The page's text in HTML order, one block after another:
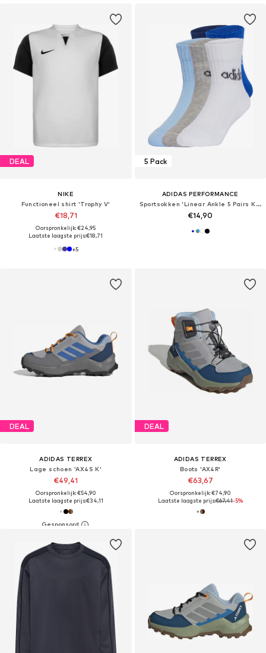
DEAL
NIKE
Functioneel shirt 'Trophy V'
€18,71
Oorspronkelijk: €24,95
Laatste laagste prijs:€18,71
+5
5 Pack
ADIDAS PERFORMANCE
Sportsokken 'Linear Ankle 5 Pairs Kids'
€14,90
DEAL
ADIDAS TERREX
Lage schoen 'AX4S K'
€49,41
Oorspronkelijk: €54,90
Laatste laagste prijs:€34,11
DEAL
ADIDAS TERREX
Boots 'AX4R'
€63,67
Oorspronkelijk: €74,90
Laatste laagste prijs:€67,41-5%